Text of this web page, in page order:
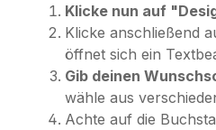
Klicke nun auf
Klicke anschließend
öffnet sich ein
Gib deinen
wähle aus
Achte auf die